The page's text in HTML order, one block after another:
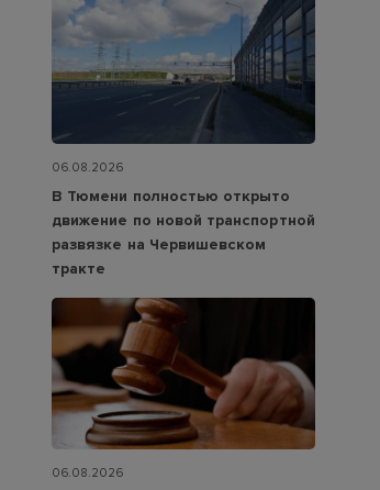
06.08.2026
В Тюмени полностью открыто
движение по новой транспортной
развязке на Червишевском
тракте
06.08.2026